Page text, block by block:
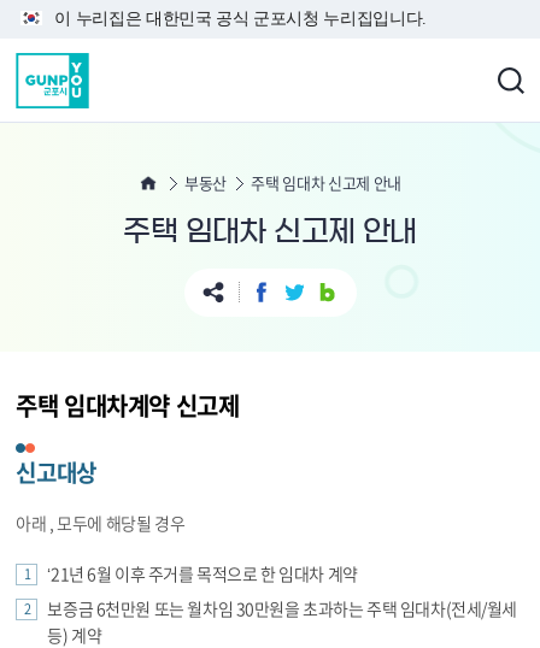
본문 바로가기
이 누리집은 대한민국 공식 군포시청 누리집입니다.
부동산 주택 임대차 신고제 안내
주택 임대차 신고제 안내
주택 임대차계약 신고제
신고대상
아래 , 모두에 해당될 경우
‘21년 6월 이후 주거를 목적으로 한 임대차 계약
보증금 6천만원 또는 월차임 30만원을 초과하는 주택 임대차(전세/월세
등) 계약